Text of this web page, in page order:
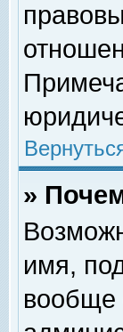
»
имя,
вообще